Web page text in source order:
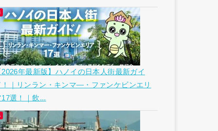
2026年最新版】ハノイの日本人街最新ガイ
！｜リンラン・キンマ―・ファンケビンエリ
17選！｜飲...